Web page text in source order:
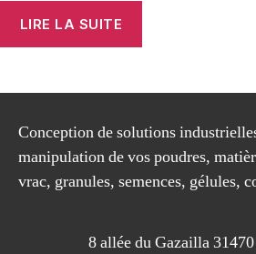
LIRE LA SUITE
Conception de solutions
manipulation de vos poudres,
vrac, granules, semences, gélules,
8 allée du Gazailla